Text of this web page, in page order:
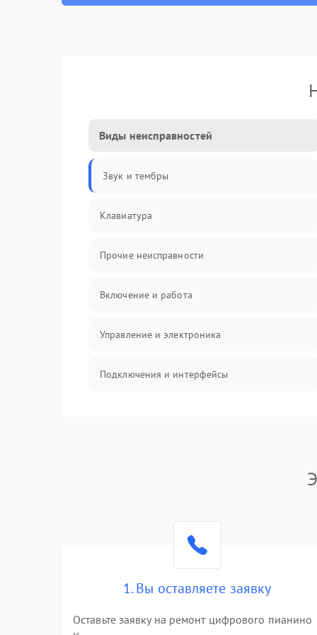
Виды неисправностей
Звук и тембры
Клавиатура
Прочие неисправности
Включение и работа
Управление и электроника
Подключения и интерфейсы
1. Вы оставляете заявку
Оставьте заявку на ремонт цифрового пианино